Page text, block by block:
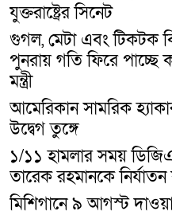
যুক্তরাষ্ট্রের সিনেট
গুগল, মেটা এবং টিকটক
পুনরায় গতি ফিরে পাচ্ছে
মন্ত্রী
আমেরিকান সামরিক
উদ্বেগ তুঙ্গে
১/১১ হামলার সময়
তারেক রহমানকে
মিশিগানে ৯ আগস্ট